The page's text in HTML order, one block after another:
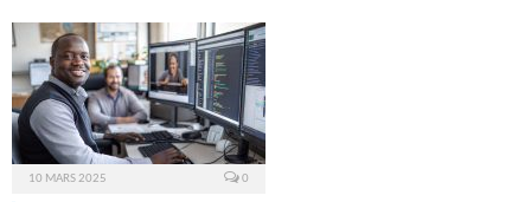
10 MARS 2025 0